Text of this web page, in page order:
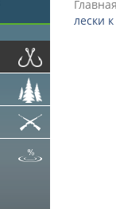
Главная
лески